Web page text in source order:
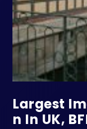
Largest
N In UK,